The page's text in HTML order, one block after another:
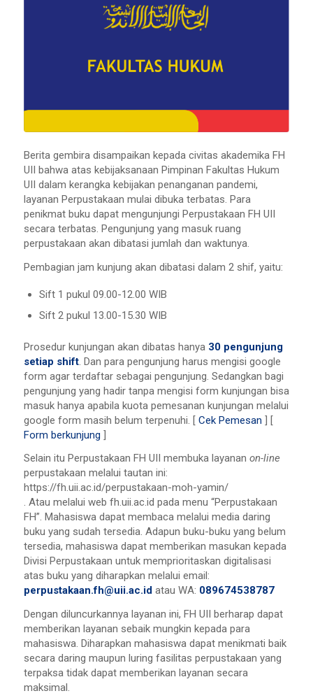
Berita gembira disampaikan kepada civitas akademika FH
UII bahwa atas kebijaksanaan Pimpinan Fakultas Hukum
UII dalam kerangka kebijakan penanganan pandemi,
layanan Perpustakaan mulai dibuka terbatas. Para
penikmat buku dapat mengunjungi Perpustakaan FH UII
secara terbatas. Pengunjung yang masuk ruang
perpustakaan akan dibatasi jumlah dan waktunya.
Pembagian jam kunjung akan dibatasi dalam 2 shif, yaitu:
Sift 1 pukul 09.00-12.00 WIB
Sift 2 pukul 13.00-15.30 WIB
Prosedur kunjungan akan dibatas hanya 30 pengunjung
setiap shift. Dan para pengunjung harus mengisi google
form agar terdaftar sebagai pengunjung. Sedangkan bagi
pengunjung yang hadir tanpa mengisi form kunjungan bisa
masuk hanya apabila kuota pemesanan kunjungan melalui
google form masih belum terpenuhi. [ Cek Pemesan ] [
Form berkunjung ]
Selain itu Perpustakaan FH UII membuka layanan on-line
perpustakaan melalui tautan ini:
https://fh.uii.ac.id/perpustakaan-moh-yamin/
. Atau melalui web fh.uii.ac.id pada menu “Perpustakaan
FH”. Mahasiswa dapat membaca melalui media daring
buku yang sudah tersedia. Adapun buku-buku yang belum
tersedia, mahasiswa dapat memberikan masukan kepada
Divisi Perpustakaan untuk memprioritaskan digitalisasi
atas buku yang diharapkan melalui email:
perpustakaan.fh@uii.ac.id atau WA: 089674538787
Dengan diluncurkannya layanan ini, FH UII berharap dapat
memberikan layanan sebaik mungkin kepada para
mahasiswa. Diharapkan mahasiswa dapat menikmati baik
secara daring maupun luring fasilitas perpustakaan yang
terpaksa tidak dapat memberikan layanan secara
maksimal.